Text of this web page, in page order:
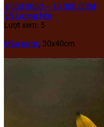
1.000.000₫ – 10.000.000₫
Võ Lương Nhi
Lượt xem: 5
Màu nước, 30x40cm